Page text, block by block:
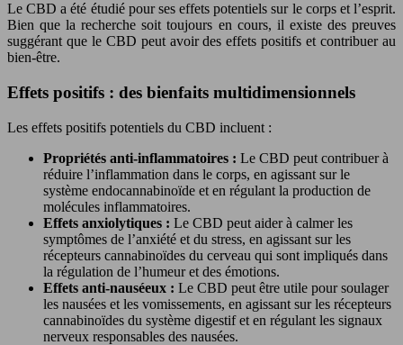
Le CBD a été étudié pour ses effets potentiels sur le corps et l’esprit.
Bien que la recherche soit toujours en cours, il existe des preuves
suggérant que le CBD peut avoir des effets positifs et contribuer au
bien-être.
Effets positifs : des bienfaits multidimensionnels
Les effets positifs potentiels du CBD incluent :
Propriétés anti-inflammatoires : Le CBD peut contribuer à
réduire l’inflammation dans le corps, en agissant sur le
système endocannabinoïde et en régulant la production de
molécules inflammatoires.
Effets anxiolytiques : Le CBD peut aider à calmer les
symptômes de l’anxiété et du stress, en agissant sur les
récepteurs cannabinoïdes du cerveau qui sont impliqués dans
la régulation de l’humeur et des émotions.
Effets anti-nauséeux : Le CBD peut être utile pour soulager
les nausées et les vomissements, en agissant sur les récepteurs
cannabinoïdes du système digestif et en régulant les signaux
nerveux responsables des nausées.